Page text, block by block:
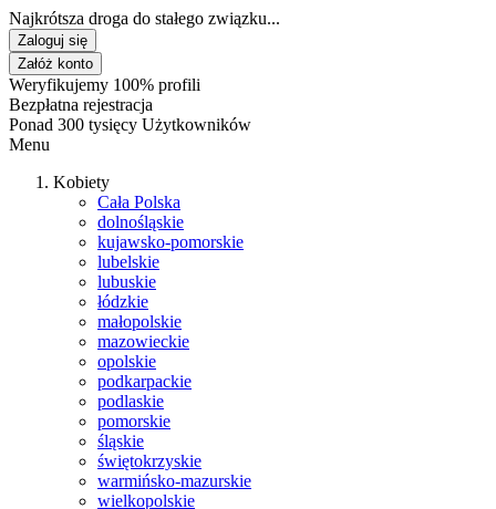
Najkrótsza droga do stałego związku...
Zaloguj się
Załóż konto
Weryfikujemy 100% profili
Bezpłatna rejestracja
Ponad 300 tysięcy Użytkowników
Menu
Kobiety
Cała Polska
dolnośląskie
kujawsko-pomorskie
lubelskie
lubuskie
łódzkie
małopolskie
mazowieckie
opolskie
podkarpackie
podlaskie
pomorskie
śląskie
świętokrzyskie
warmińsko-mazurskie
wielkopolskie